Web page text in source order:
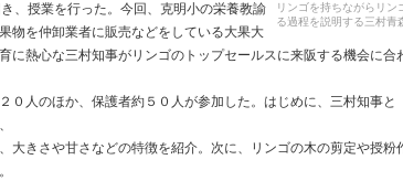
リンゴを持ちながらリン
る過程を説明する三村青
、授業を行った。今回、克明小の栄養教諭
物を仲卸業者に販売などをしている大果大
に熱心な三村知事がリンゴのトップセールスに来阪する機会に合
人のほか、保護者約５０人が参加した。はじめに、三村知事と
大きさや甘さなどの特徴を紹介。次に、リンゴの木の剪定や授粉